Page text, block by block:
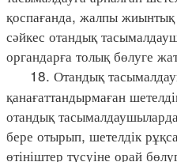
қоспағанда, жалпы жиынтық
сәйкес отандық
органдарға толық бөлуге
18. Отандық
қанағаттандырмаған
отандық
бере отырып, шетелдік
өтініштер түсуіне орай